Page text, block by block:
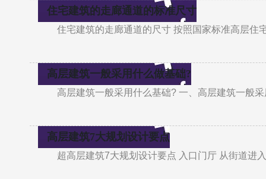
住宅建筑的走廊通道的标准尺寸
住宅建筑的走廊通道的尺寸 按照国家标准高层住
高层建筑一般采用什么做基础?
高层建筑一般采用什么基础? 一、高层建筑一般
高层建筑7大规划设计要点
超高层建筑7大规划设计要点 入口门厅 从街道进